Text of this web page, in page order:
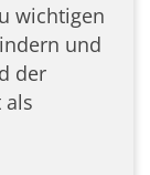
wichtigen
und
der
als